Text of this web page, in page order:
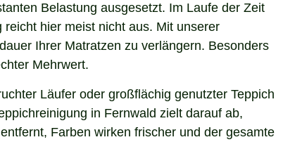
Belastung ausgesetzt. Im Laufe der Zeit
hier meist nicht aus. Mit unserer
Ihrer Matratzen zu verlängern. Besonders
Mehrwert.
Läufer oder großflächig genutzter Teppich
in Fernwald zielt darauf ab,
Farben wirken frischer und der gesamte